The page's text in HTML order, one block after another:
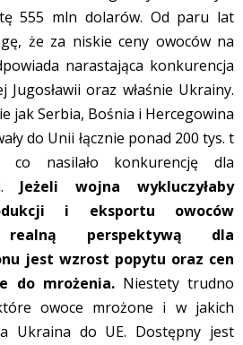
555 mln dolarów. Od paru lat
że za niskie ceny owoców na
narastająca konkurencja
Jugosławii oraz właśnie Ukrainy.
jak Serbia, Bośnia i Hercegowina
do Unii łącznie ponad 200 tys. t
co nasilało konkurencję dla
Jeżeli wojna wykluczyłaby
i eksportu owoców
perspektywą dla
jest wzrost popytu oraz cen
do mrożenia.Niestety trudno
owoce mrożone i w jakich
Ukraina do UE. Dostępny jest